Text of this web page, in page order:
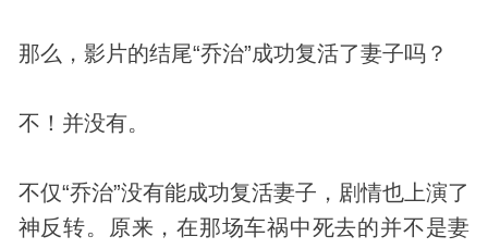
那么，影片的结尾“乔治”成功复活了妻子吗？
不！并没有。
不仅“乔治”没有能成功复活妻子，剧情也上演了
神反转。原来，在那场车祸中死去的并不是妻